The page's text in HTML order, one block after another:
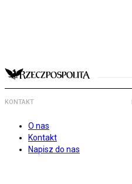
KONTAKT
O nas
Kontakt
Napisz do nas